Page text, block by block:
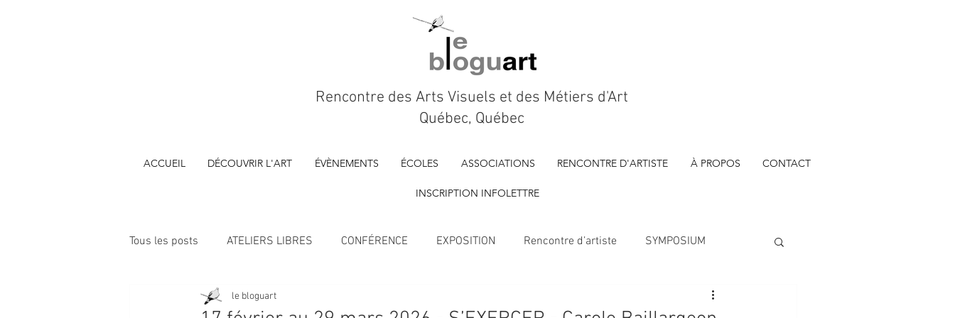
Rencontre des Arts Visuels et des Métiers d'Art
Québec, Québec
ACCUEIL DÉCOUVRIR L'ART ÉVÈNEMENTS ÉCOLES ASSOCIATIONS RENCONTRE D'ARTISTE À PROPOS CONTACT
INSCRIPTION INFOLETTRE
Tous les posts ATELIERS LIBRES CONFÉRENCE EXPOSITION Rencontre d’artiste SYMPOSIUM
ÉVÈNEMENTS FORMATIONS
le bloguart